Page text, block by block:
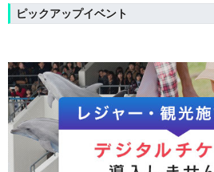
ピックアップイベント